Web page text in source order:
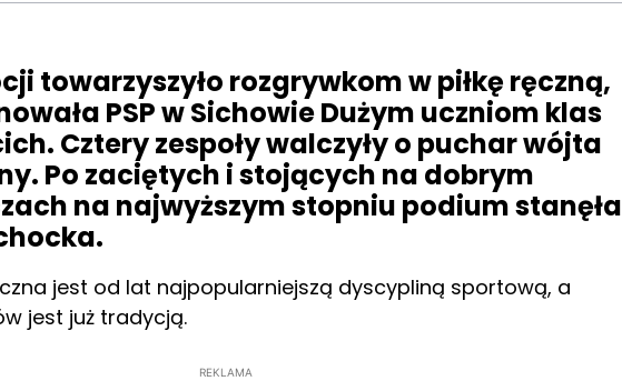
towarzyszyło rozgrywkom w piłkę ręczną,
PSP w Sichowie Dużym uczniom klas
Cztery zespoły walczyły o puchar wójta
Po zaciętych i stojących na dobrym
na najwyższym stopniu podium stanęła
jest od lat najpopularniejszą dyscypliną sportową, a
jest już tradycją.
REKLAMA